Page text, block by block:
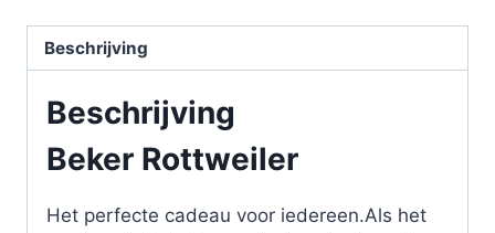
Beschrijving
Beschrijving
Beker Rottweiler
Het perfecte cadeau voor iedereen.Als het